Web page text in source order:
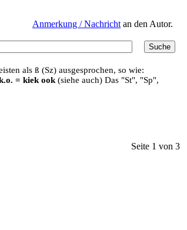
Anmerkung / Nachricht an den Autor.
als ß (Sz) ausgesprochen, so wie:
= kiek ook (siehe auch) Das "St", "Sp",
Seite 1 von 3